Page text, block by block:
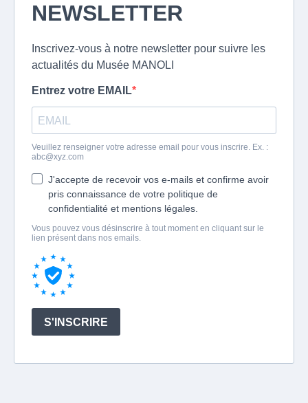
NEWSLETTER
Inscrivez-vous à notre newsletter pour suivre les
actualités du Musée MANOLI
Entrez votre EMAIL
Veuillez renseigner votre adresse email pour vous inscrire. Ex. :
abc@xyz.com
J'accepte de recevoir vos e-mails et confirme avoir
pris connaissance de votre politique de
confidentialité et mentions légales.
Vous pouvez vous désinscrire à tout moment en cliquant sur le
lien présent dans nos emails.
S'INSCRIRE